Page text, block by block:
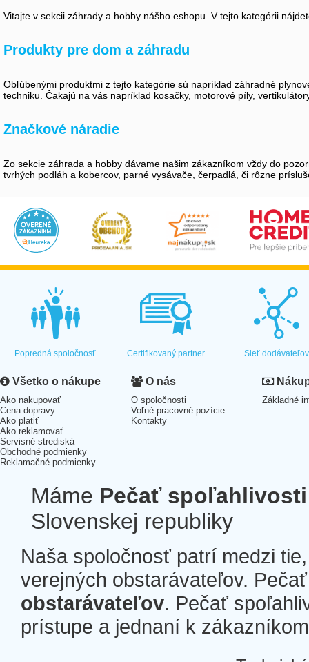
Vitajte v sekcii záhrady a hobby nášho eshopu. V tejto kategórii
Produkty pre dom a záhradu
Obľúbenými produktmi z tejto kategórie sú napríklad záhradné
techniku. Čakajú na vás napríklad kosačky, motorové píly,
Značkové náradie
Zo sekcie záhrada a hobby dávame našim zákazníkom vždy do
tvrhých podláh a kobercov, parné vysávače, čerpadlá, či rôzne
Popredná spoločnosť Certifikovaný partner Sieť dodávateľov
Všetko o nákupe
Ako nakupovať
Cena dopravy
Ako platiť
Ako reklamovať
Servisné strediská
Obchodné podmienky
Reklamačné podmienky
O nás
O spoločnosti
Voľné pracovné pozície
Kontakty
Základné
Máme Pečať spoľahlivosti
Slovenskej republiky
Naša spoločnosť patrí medzi
verejných obstarávateľov.
obstarávateľov. Pečať
prístupe a jednaní k